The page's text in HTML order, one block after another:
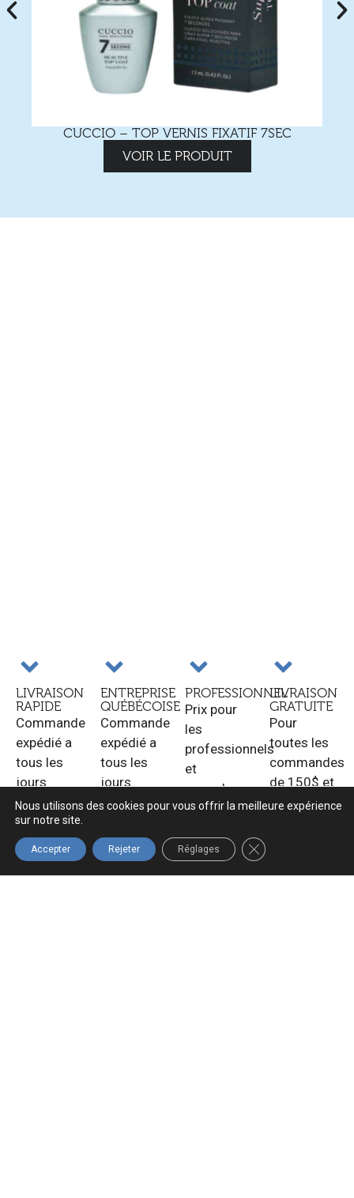
CUCCIO – TOP VERNIS FIXATIF 7SEC
VOIR LE PRODUIT
LIVRAISON
RAPIDE
Commande
expédié a
tous les
jours
ouvrable.
ENTREPRISE
QUÉBÉCOISE
Commande
expédié a
tous les
jours
ouvrable.
PROFESSIONNEL
Prix pour
les
professionnels
et
revendeurs.
LIVRAISON
GRATUITE
Pour
toutes les
commandes
de 150$ et
plus au
Nous utilisons des cookies pour vous offrir la meilleure expérience
sur notre site.
Accepter Rejeter Réglages FERMER LA